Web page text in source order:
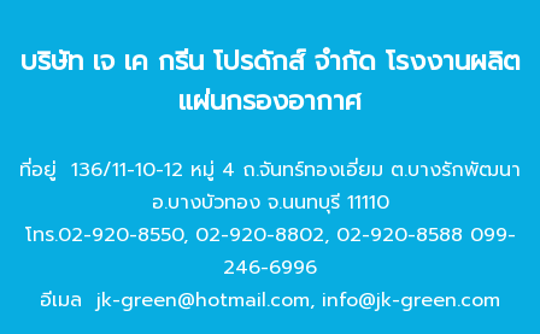
บริษัท เจ เค กรีน โปรดักส์ จํากัด โรงงานผลิต
แผ่นกรองอากาศ
ที่อยู่ 136/11-10-12 หมู่ 4 ถ.จันทร์ทองเอี่ยม ต.บางรักพัฒนา
อ.บางบัวทอง จ.นนทบุรี 11110
โทร.02-920-8550, 02-920-8802, 02-920-8588 099-
246-6996
อีเมล jk-green@hotmail.com, info@jk-green.com